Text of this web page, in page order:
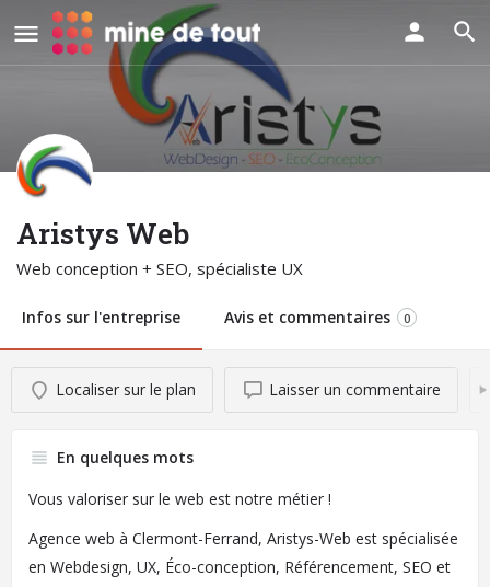
Aristys Web
Web conception + SEO, spécialiste UX
Infos sur l'entreprise Avis et commentaires 0
Localiser sur le plan Laisser un commentaire
En quelques mots
Vous valoriser sur le web est notre métier !
Agence web à Clermont-Ferrand, Aristys-Web est spécialisée
en Webdesign, UX, Éco-conception, Référencement, SEO et